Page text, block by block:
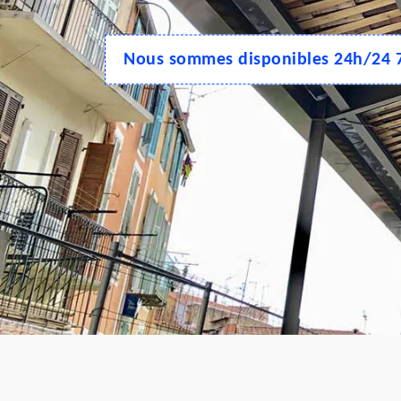
Nous sommes disponibles 24h/24